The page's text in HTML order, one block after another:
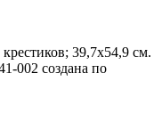
39,7х54,9 см.
002 создана по